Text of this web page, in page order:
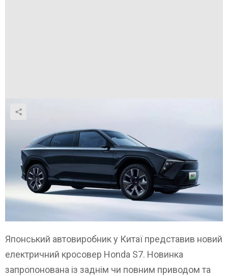
Японський автовиробник у Китаї представив новий
електричний кросовер Honda S7. Новинка
запропонована із заднім чи повним приводом та